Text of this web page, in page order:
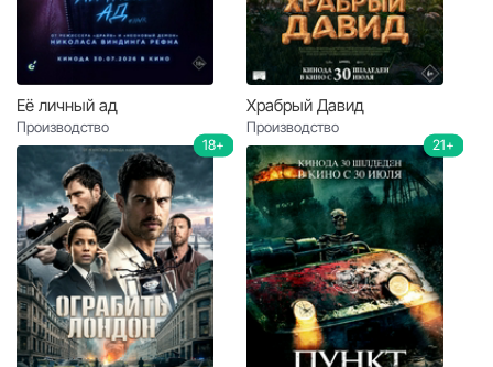
Её личный ад
Производство
Храбрый Давид
Производство
18+ 21+